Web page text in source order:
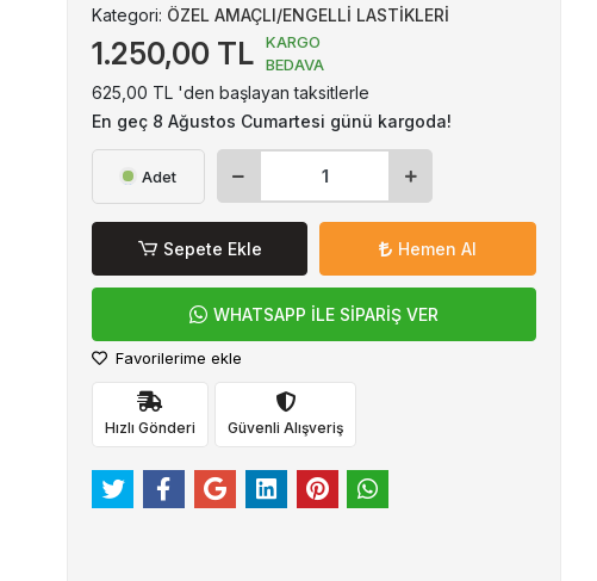
Kategori: ÖZEL AMAÇLI/ENGELLİ LASTİKLERİ
1.250,00 TL
KARGO
BEDAVA
625,00 TL 'den başlayan taksitlerle
En geç 8 Ağustos Cumartesi günü kargoda!
Adet
Sepete Ekle Hemen Al
WHATSAPP İLE SİPARİŞ VER
Favorilerime ekle
Hızlı Gönderi Güvenli Alışveriş